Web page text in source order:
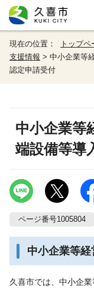
現在の位置： トップペ
支援情報 > 中小企業等
認定申請受付
中小企業等
端設備等導
ページ番号1005804
中小企業等
久喜市では、中小企